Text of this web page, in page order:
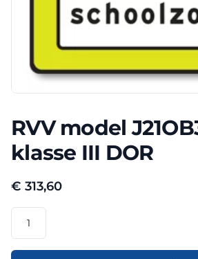
RVV model
klasse III DOR
€ 313,60
model
J21OB320f